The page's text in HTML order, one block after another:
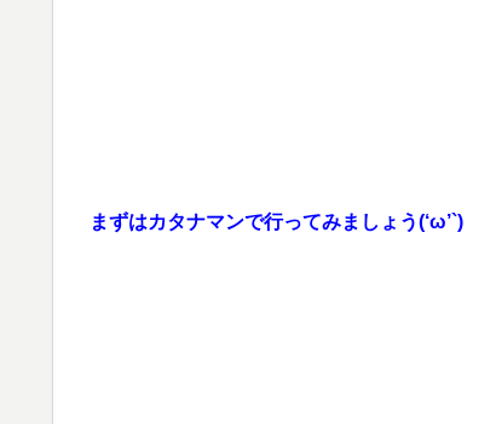
まずはカタナマンで行ってみましょう(‘ω’`)